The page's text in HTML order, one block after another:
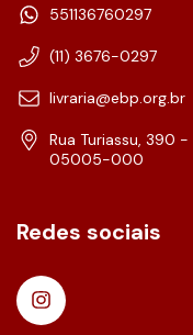
551136760297
(11) 3676-0297
livraria@ebp.org.br
Rua Turiassu, 390
05005-000
Redes sociais